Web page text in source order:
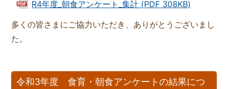
R4年度_朝食アンケート_集計 (PDF 308KB)
多くの皆さまにご協力いただき、ありがとうございまし
た。
令和3年度 食育・朝食アンケートの結果につ